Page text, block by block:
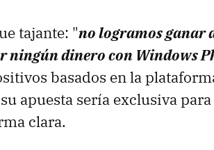
tajante: "no logramos ganar
ningún dinero con Windows
basados en la
apuesta sería exclusiva
clara.